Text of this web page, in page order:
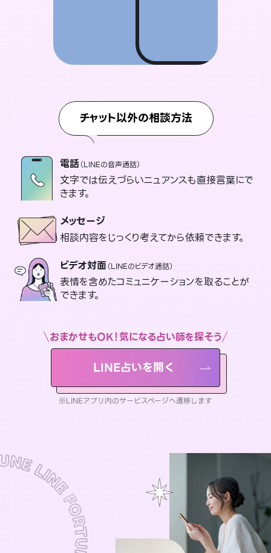
チャット以外の相談方法
電話（LINEの音声通話）
文字では伝えづらいニュアンスも直接言葉にで
きます。
メッセージ
相談内容をじっくり考えてから依頼できます。
ビデオ対面（LINEのビデオ通話）
表情を含めたコミュニケーションを取ることが
できます。
おまかせもOK！気になる占い師を探そう
LINE占いを開く
※LINEアプリ内のサービスページへ遷移します